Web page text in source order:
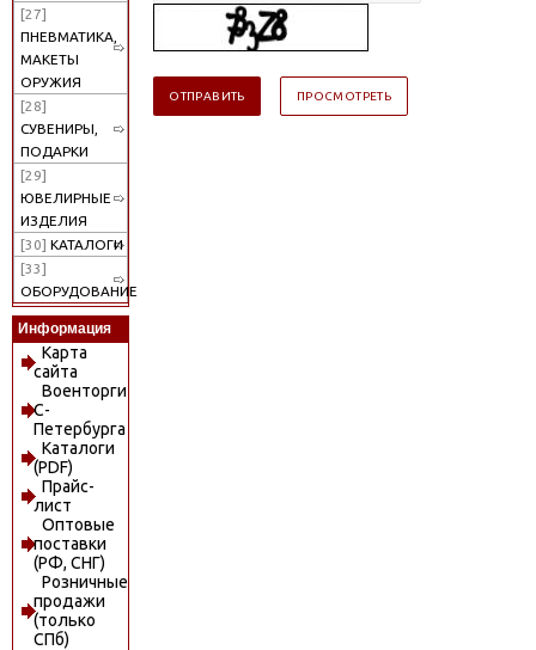
[27]
ПНЕВМАТИКА,
МАКЕТЫ
ОРУЖИЯ
[28]
СУВЕНИРЫ,
ПОДАРКИ
[29]
ЮВЕЛИРНЫЕ
ИЗДЕЛИЯ
[30] КАТАЛОГИ
[33]
ОБОРУДОВАНИЕ
Информация
Карта
сайта
Военторги
С-
Петербурга
Каталоги
(PDF)
Прайс-
лист
Оптовые
поставки
(РФ, СНГ)
Розничные
продажи
(только
СПб)